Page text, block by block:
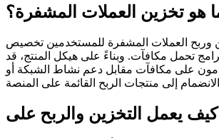
العقود الآجلة USDC
هو تخزين العملات المشفرة؟
وربح العملات المشفرة للمستخدمين تخصيص
تحمل مكافآت. وبناءً على هيكل المنتج، قد
على مكافآت مقابل دعم نشاط الشبكة أو